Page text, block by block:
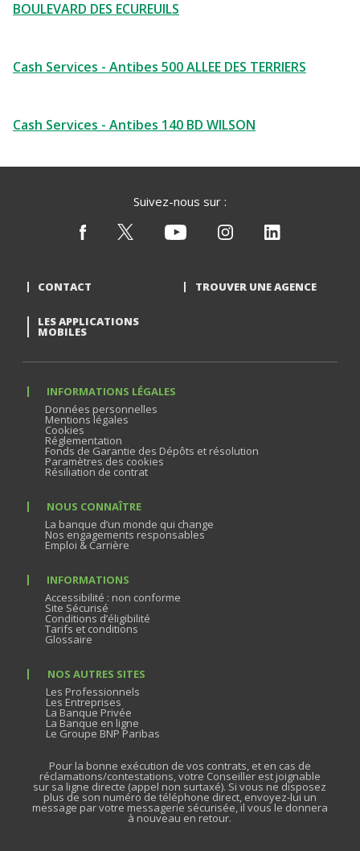
BOULEVARD DES ECUREUILS
Cash Services - Antibes 500 ALLEE DES TERRIERS
Cash Services - Antibes 140 BD WILSON
Suivez-nous sur :
CONTACT TROUVER UNE AGENCE
LES APPLICATIONS
MOBILES
INFORMATIONS LÉGALES
Données personnelles
Mentions légales
Cookies
Réglementation
Fonds de Garantie des Dépôts et résolution
Paramètres des cookies
Résiliation de contrat
NOUS CONNAÎTRE
La banque d’un monde qui change
Nos engagements responsables
Emploi & Carrière
INFORMATIONS
Accessibilité : non conforme
Site Sécurisé
Conditions d’éligibilité
Tarifs et conditions
Glossaire
NOS AUTRES SITES
Les Professionnels
Les Entreprises
La Banque Privée
La Banque en ligne
Le Groupe BNP Paribas
Pour la bonne exécution de vos contrats, et en cas de
réclamations/contestations, votre Conseiller est joignable
sur sa ligne directe (appel non surtaxé). Si vous ne disposez
plus de son numéro de téléphone direct, envoyez-lui un
message par votre messagerie sécurisée, il vous le donnera
à nouveau en retour.